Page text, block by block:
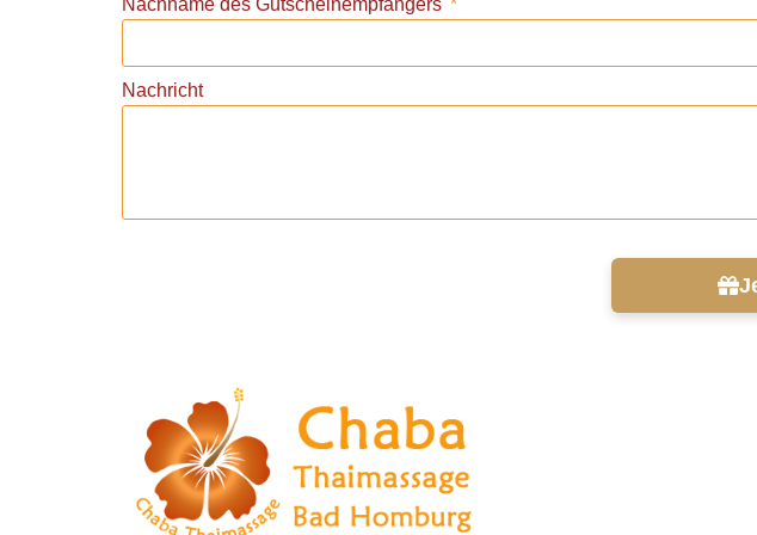
Nachname des Gutscheinempfängers
Nachricht